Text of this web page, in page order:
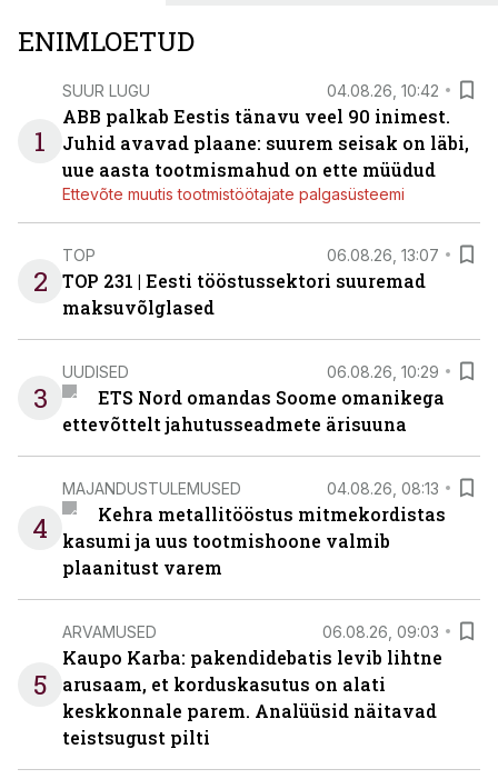
ENIMLOETUD
1
SUUR LUGU 04.08.26, 10:42
ABB palkab Eestis tänavu veel 90 inimest.
Juhid avavad plaane: suurem seisak on läbi,
uue aasta tootmismahud on ette müüdud
Ettevõte muutis tootmistöötajate palgasüsteemi
2
TOP 06.08.26, 13:07
TOP 231 | Eesti tööstussektori suuremad
maksuvõlglased
3
UUDISED 06.08.26, 10:29
ETS Nord omandas Soome omanikega
ettevõttelt jahutusseadmete ärisuuna
4
MAJANDUSTULEMUSED 04.08.26, 08:13
Kehra metallitööstus mitmekordistas
kasumi ja uus tootmishoone valmib
plaanitust varem
5
ARVAMUSED 06.08.26, 09:03
Kaupo Karba: pakendidebatis levib lihtne
arusaam, et korduskasutus on alati
keskkonnale parem. Analüüsid näitavad
teistsugust pilti